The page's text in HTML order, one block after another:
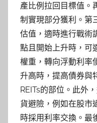
產比例拉回目標值。
制實現部分獲利。第
估值，適時進行戰術
點且開始上升時，可
權重，轉向浮動利率
升高時，提高債券與
REITs的部位。此外
貨避險，例如在股市
時採用利率交換。最